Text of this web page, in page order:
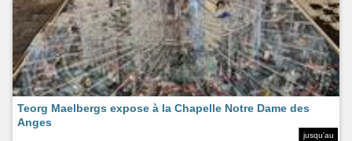
jusqu'au
Teorg Maelbergs expose à la Chapelle Notre Dame des
Anges